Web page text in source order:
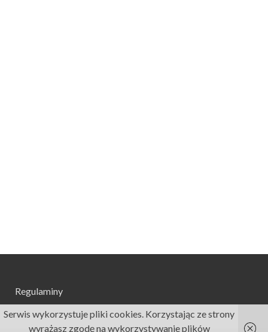
Regulaminy
Serwis wykorzystuje pliki cookies. Korzystając ze strony
wyrażasz zgodę na wykorzystywanie plików